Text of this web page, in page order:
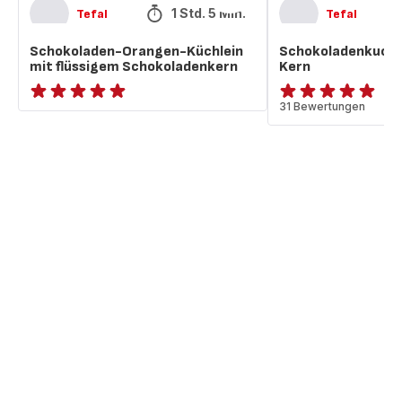
Tefal 1 Std. 5 Min.
Schokoladen-Orangen-Küchlein
mit flüssigem Schokoladenkern
ratings.NaN
Tefal
Kern
Bewertung
mit
31 Bewertungen